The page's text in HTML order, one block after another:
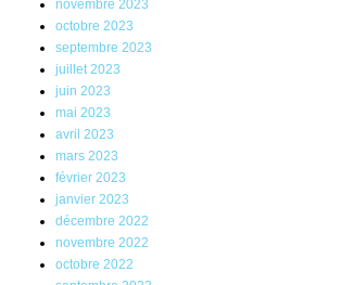
novembre 2023
octobre 2023
septembre 2023
juillet 2023
juin 2023
mai 2023
avril 2023
mars 2023
février 2023
janvier 2023
décembre 2022
novembre 2022
octobre 2022